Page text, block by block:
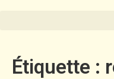
Étiquette :